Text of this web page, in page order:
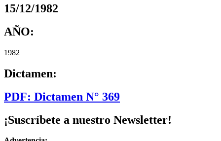
15/12/1982
AÑO:
1982
Dictamen:
PDF: Dictamen N° 369
¡Suscríbete a nuestro Newsletter!